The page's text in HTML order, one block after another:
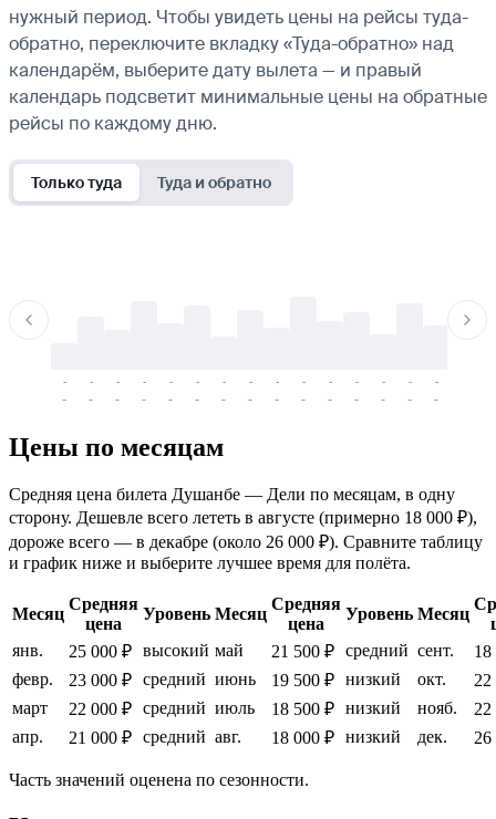
нужный период. Чтобы увидеть цены на рейсы туда-
обратно, переключите вкладку «Туда-обратно» над
календарём, выберите дату вылета — и правый
календарь подсветит минимальные цены на обратные
рейсы по каждому дню.
Только туда Туда и обратно
-
-
-
-
-
-
-
-
-
-
-
-
-
-
-
-
-
-
-
-
-
-
-
-
-
-
-
-
-
-
Цены по месяцам
Средняя цена билета Душанбе — Дели по месяцам, в одну
сторону. Дешевле всего лететь в августе (примерно 18 000 ₽),
дороже всего — в декабре (около 26 000 ₽). Сравните таблицу
и график ниже и выберите лучшее время для полёта.
Месяц
Средняя
цена
Уровень Месяц
Средняя
цена
Уровень Месяц
янв.
25 000 ₽ высокий май 21 500 ₽ средний сент.
18
февр.
23 000 ₽ средний июнь 19 500 ₽ низкий окт.
22
март
22 000 ₽ средний июль 18 500 ₽ низкий нояб.
22
апр.
21 000 ₽ средний авг. 18 000 ₽ низкий дек. 26
Часть значений оценена по сезонности.